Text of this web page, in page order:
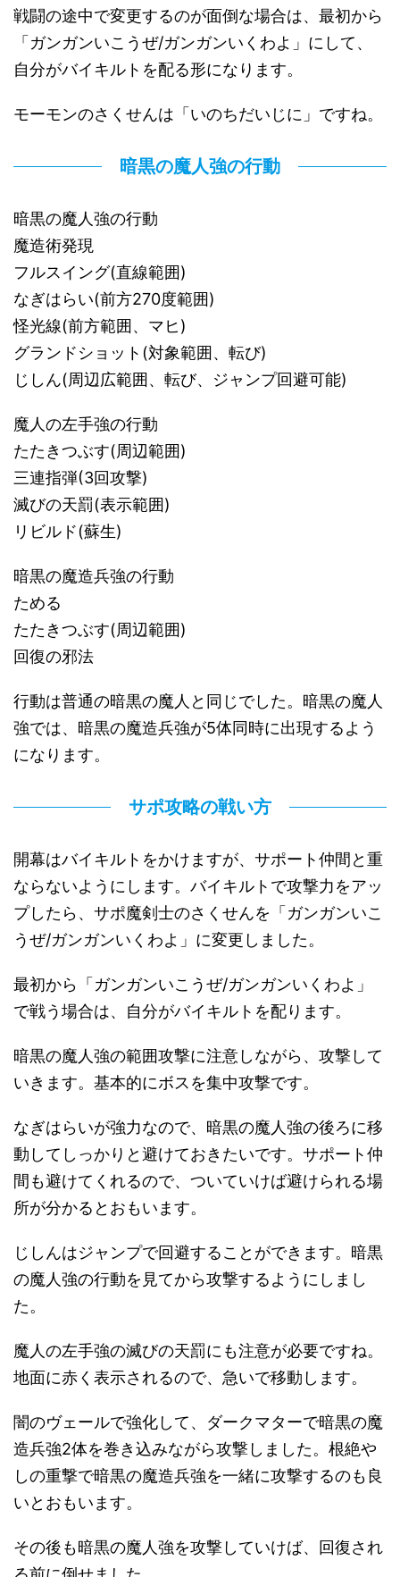
戦闘の途中で変更するのが面倒な場合は、最初から
「ガンガンいこうぜ/ガンガンいくわよ」にして、
自分がバイキルトを配る形になります。
モーモンのさくせんは「いのちだいじに」ですね。
暗黒の魔人強の行動
暗黒の魔人強の行動
魔造術発現
フルスイング(直線範囲)
なぎはらい(前方270度範囲)
怪光線(前方範囲、マヒ)
グランドショット(対象範囲、転び)
じしん(周辺広範囲、転び、ジャンプ回避可能)
魔人の左手強の行動
たたきつぶす(周辺範囲)
三連指弾(3回攻撃)
滅びの天罰(表示範囲)
リビルド(蘇生)
暗黒の魔造兵強の行動
ためる
たたきつぶす(周辺範囲)
回復の邪法
行動は普通の暗黒の魔人と同じでした。暗黒の魔人
強では、暗黒の魔造兵強が5体同時に出現するよう
になります。
サポ攻略の戦い方
開幕はバイキルトをかけますが、サポート仲間と重
ならないようにします。バイキルトで攻撃力をアッ
プしたら、サポ魔剣士のさくせんを「ガンガンいこ
うぜ/ガンガンいくわよ」に変更しました。
最初から「ガンガンいこうぜ/ガンガンいくわよ」
で戦う場合は、自分がバイキルトを配ります。
暗黒の魔人強の範囲攻撃に注意しながら、攻撃して
いきます。基本的にボスを集中攻撃です。
なぎはらいが強力なので、暗黒の魔人強の後ろに移
動してしっかりと避けておきたいです。サポート仲
間も避けてくれるので、ついていけば避けられる場
所が分かるとおもいます。
じしんはジャンプで回避することができます。暗黒
の魔人強の行動を見てから攻撃するようにしまし
た。
魔人の左手強の滅びの天罰にも注意が必要ですね。
地面に赤く表示されるので、急いで移動します。
闇のヴェールで強化して、ダークマターで暗黒の魔
造兵強2体を巻き込みながら攻撃しました。根絶や
しの重撃で暗黒の魔造兵強を一緒に攻撃するのも良
いとおもいます。
その後も暗黒の魔人強を攻撃していけば、回復され